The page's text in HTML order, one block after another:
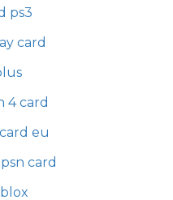
ps3
card
4 card
eu
card